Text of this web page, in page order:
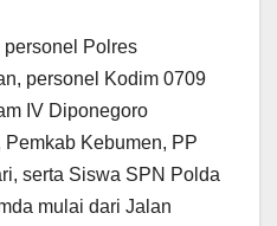
personel Polres
personel Kodim 0709
IV Diponegoro
Kebumen, PP
serta Siswa SPN Polda
mulai dari Jalan